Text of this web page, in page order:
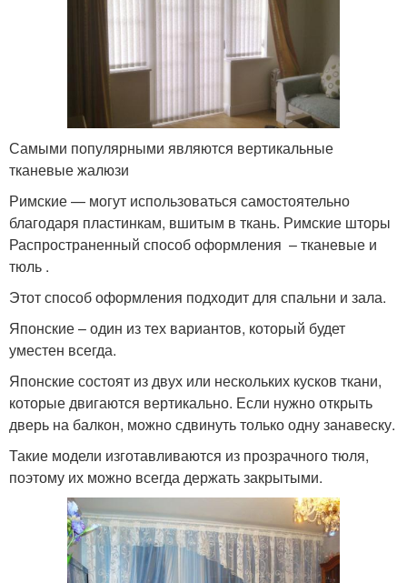
Самыми популярными являются вертикальные
тканевые жалюзи
Римские — могут использоваться самостоятельно
благодаря пластинкам, вшитым в ткань. Римские шторы
Распространенный способ оформления – тканевые и
тюль .
Этот способ оформления подходит для спальни и зала.
Японские – один из тех вариантов, который будет
уместен всегда.
Японские состоят из двух или нескольких кусков ткани,
которые двигаются вертикально. Если нужно открыть
дверь на балкон, можно сдвинуть только одну занавеску.
Такие модели изготавливаются из прозрачного тюля,
поэтому их можно всегда держать закрытыми.